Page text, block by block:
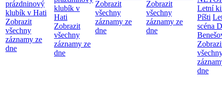
prázdninový
klubík v Hati
Zobrazit
všechny
záznamy ze
dne
klubík v
Hati
Zobrazit
všechny
záznamy ze
dne
Zobrazit
všechny
záznamy ze
dne
Zobrazit
všechny
záznamy ze
dne
Letní
Píšti
scéna
dne